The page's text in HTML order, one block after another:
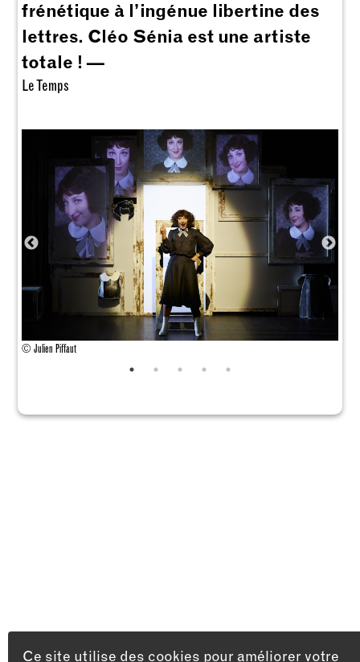
frénétique à l’ingénue libertine des
lettres. Cléo Sénia est une artiste
totale ! —
Le Temps
© Julien Piffaut
Ce site utilise des cookies pour améliorer votre